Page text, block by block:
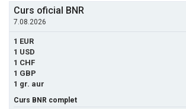
Curs oficial BNR
7.08.2026
1 EUR
1 USD
1 CHF
1 GBP
1 gr. aur
Curs BNR complet